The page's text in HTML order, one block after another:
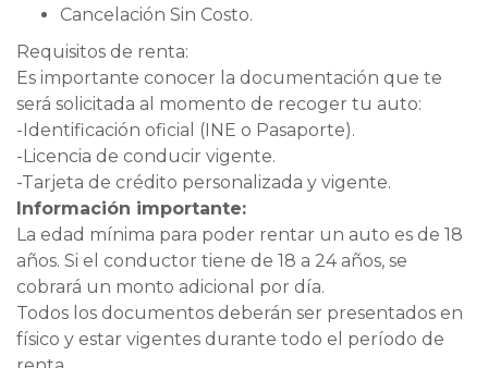
Cancelación Sin Costo.
Requisitos de renta:
Es importante conocer la documentación que te
será solicitada al momento de recoger tu auto:
-Identificación oficial (INE o Pasaporte).
-Licencia de conducir vigente.
-Tarjeta de crédito personalizada y vigente.
Información importante:
La edad mínima para poder rentar un auto es de 18
años. Si el conductor tiene de 18 a 24 años, se
cobrará un monto adicional por día.
Todos los documentos deberán ser presentados en
físico y estar vigentes durante todo el período de